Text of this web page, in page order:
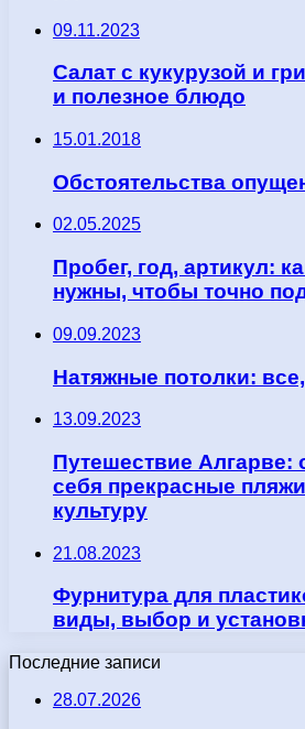
09.11.2023
Салат с кукурузой и
и полезное блюдо
15.01.2018
Обстоятельства
02.05.2025
Пробег, год, артикул:
нужны, чтобы точно
09.09.2023
Натяжные потолки:
13.09.2023
Путешествие Алгарве:
себя прекрасные
культуру
21.08.2023
Фурнитура для
виды, выбор и
Последние записи
28.07.2026